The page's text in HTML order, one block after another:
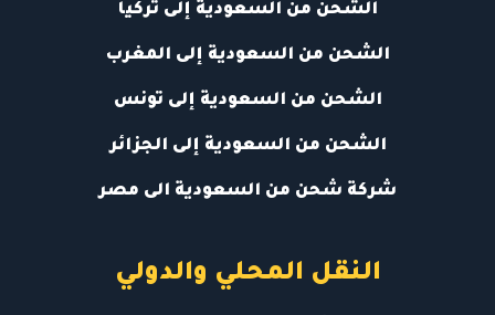
الشحن من السعودية إلى تركيا
الشحن من السعودية إلى المغرب
الشحن من السعودية إلى تونس
الشحن من السعودية إلى الجزائر
شركة شحن من السعودية الى مصر
النقل المحلي والدولي